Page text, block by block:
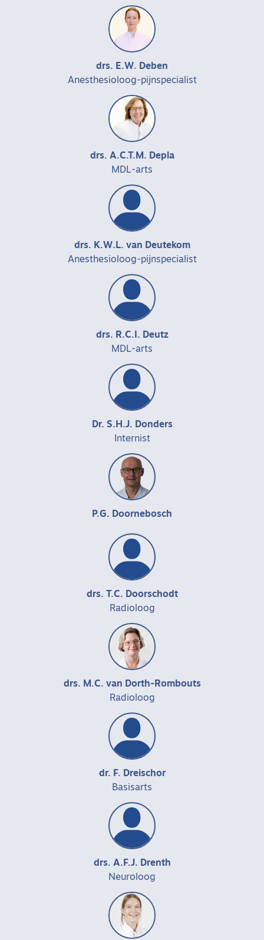
drs. E.W. Deben
Anesthesioloog-pijnspecialist
drs. A.C.T.M. Depla
MDL-arts
drs. K.W.L. van Deutekom
Anesthesioloog-pijnspecialist
drs. R.C.I. Deutz
MDL-arts
Dr. S.H.J. Donders
Internist
P.G. Doornebosch
drs. T.C. Doorschodt
Radioloog
drs. M.C. van Dorth-Rombouts
Radioloog
dr. F. Dreischor
Basisarts
drs. A.F.J. Drenth
Neuroloog